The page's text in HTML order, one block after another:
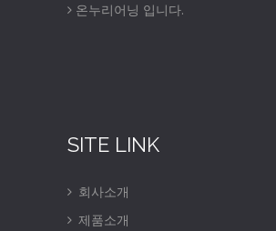
온누리어닝 입니다.
SITE LINK
회사소개
제품소개